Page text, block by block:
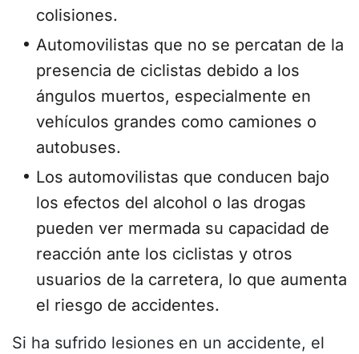
colisiones.
Automovilistas que no se percatan de la
presencia de ciclistas debido a los
ángulos muertos, especialmente en
vehículos grandes como camiones o
autobuses.
Los automovilistas que conducen bajo
los efectos del alcohol o las drogas
pueden ver mermada su capacidad de
reacción ante los ciclistas y otros
usuarios de la carretera, lo que aumenta
el riesgo de accidentes.
Si ha sufrido lesiones en un accidente, el